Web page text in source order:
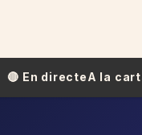
🔴​​ En directeA la